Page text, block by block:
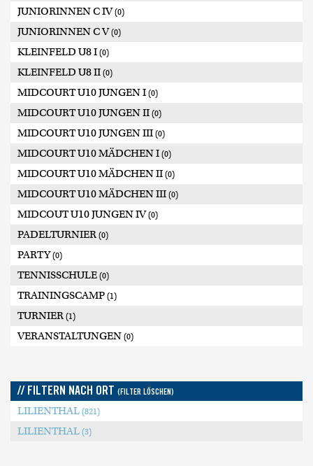
JUNIORINNEN C IV(0)
JUNIORINNEN C V(0)
KLEINFELD U8 I (0)
KLEINFELD U8 II (0)
MIDCOURT U10 JUNGEN I (0)
MIDCOURT U10 JUNGEN II (0)
MIDCOURT U10 JUNGEN III (0)
MIDCOURT U10 MÄDCHEN I (0)
MIDCOURT U10 MÄDCHEN II (0)
MIDCOURT U10 MÄDCHEN III (0)
MIDCOUT U10 JUNGEN IV(0)
PADELTURNIER (0)
PARTY(0)
TENNISSCHULE (0)
TRAININGSCAMP (1)
TURNIER (1)
VERANSTALTUNGEN (0)
// FILTERN NACH ORT (FILTER LÖSCHEN)
LILIENTHAL (821)
LILIENTHAL (3)